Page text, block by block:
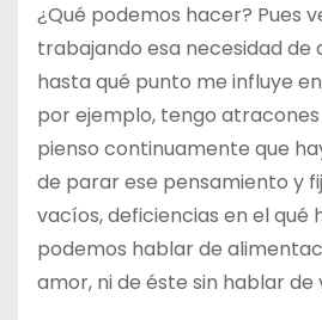
¿Qué podemos hacer? Pues
trabajando esa necesidad de
hasta qué punto me influye
por ejemplo, tengo
pienso continuamente que
de parar ese pensamiento y
vacíos, deficiencias en el qué
podemos hablar de
amor, ni de éste sin hablar de